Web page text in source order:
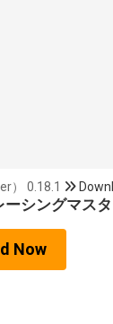
） 0.18.1
ーシングマス
Now